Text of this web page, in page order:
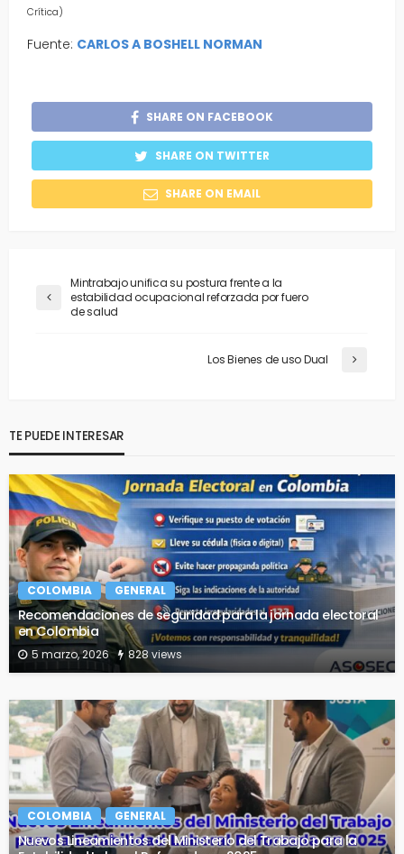
Crítica)
Fuente: CARLOS A BOSHELL NORMAN
SHARE ON FACEBOOK
SHARE ON TWITTER
SHARE ON EMAIL
Mintrabajo unifica su postura frente a la
estabilidad ocupacional reforzada por fuero
de salud
Los Bienes de uso Dual
TE PUEDE INTERESAR
COLOMBIA GENERAL
Recomendaciones de seguridad para la jornada electoral
en Colombia
5 marzo, 2026 828 views
COLOMBIA GENERAL
Nuevos Lineamientos del Ministerio del Trabajo para la